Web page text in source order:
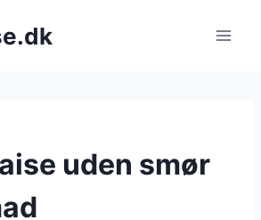
uden smør